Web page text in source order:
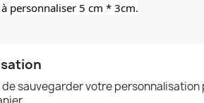
personnaliser 5 cm * 3cm.
de sauvegarder votre personnalisation